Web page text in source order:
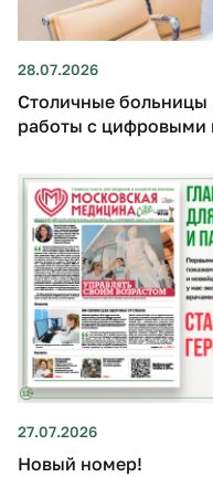
28.07.2026
Столичные
работы с
27.07.2026
Новый номер!